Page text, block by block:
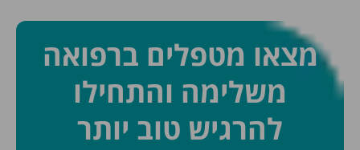
מצאו מטפלים ברפואה
משלימה והתחילו
להרגיש טוב יותר